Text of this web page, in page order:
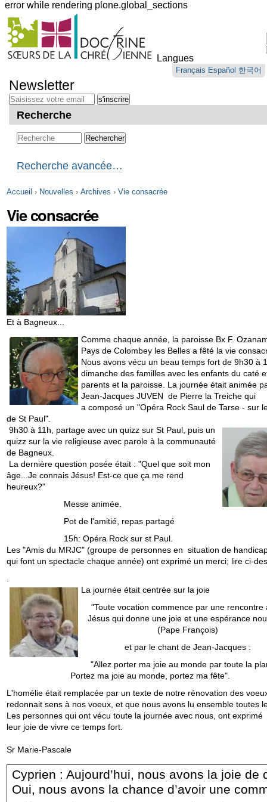
error while rendering plone.global_sections
Outils
personnels
Langues
Français Español 한국어
au
contenu.
Aller
navigation
Newsletter
Recherche
Recherche avancée…
Accueil › Nouvelles › Archives › Vie consacrée
Vie consacrée
Et à Bagneux...
Comme chaque année, la paroisse Bx F.
Pays de Colombey les Belles a fêté la vie
Nous avons vécu un beau temps fort de 9h30 à
dimanche des familles avec les enfants du caté
parents et la paroisse. La journée était animée
Jean-Jacques JUVEN de Pierre la Treiche qui
a composé un "Opéra Rock Saul de Tarse - sur
de St Paul".
9h30 à 11h, partage avec un quizz sur St Paul, puis un
quizz sur la vie religieuse avec parole à la communauté
de Bagneux.
La dernière question posée était : "Quel que soit mon
âge...Je connais Jésus! Est-ce que ça me rend
heureux?"
Messe animée.
Pot de l'amitié, repas partagé
15h: Opéra Rock sur st Paul.
Les "Amis du MRJC" (groupe de personnes en situation de
qui font un spectacle chaque année) ont exprimé un merci; lire ci-
La journée était centrée sur la joie
"Toute vocation commence par une rencontre
Jésus qui donne une joie et une espérance
(Pape François)
et par le chant de Jean-Jacques :
"Allez porter ma joie au monde par toute la
Portez ma joie au monde, portez ma fête".
L'homélie était remplacée par un texte de notre rénovation des
redonnait sens à nos voeux, et que nous avons lu ensemble toutes
Les personnes qui ont vécu toute la journée avec nous, ont exprimé
leur joie de vivre ce temps fort.
Sr Marie-Pascale
Cyprien : Aujourd’hui, nous avons la joie
Oui, nous avons la chance d’avoir une